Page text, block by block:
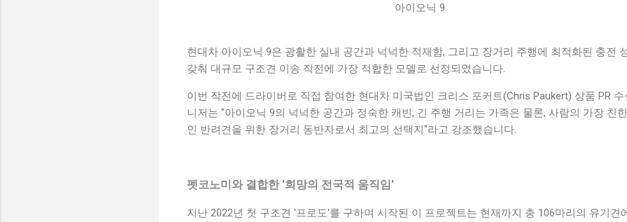
아이오닉 9
현대차 아이오닉 9은 광활한 실내 공간과 넉넉한 적재함, 그리고 장거리 주행에 최적화된 충전
갖춰 대규모 구조견 이송 작전에 가장 적합한 모델로 선정되었습니다.
이번 작전에 드라이버로 직접 참여한 현대차 미국법인 크리스 포커트(Chris Paukert) 상품 PR 수
니저는 "아이오닉 9의 넉넉한 공간과 정숙한 캐빈, 긴 주행 거리는 가족은 물론, 사람의 가장 친
인 반려견을 위한 장거리 동반자로서 최고의 선택지"라고 강조했습니다.
펫코노미와 결합한 '희망의 전국적 움직임'
지난 2022년 첫 구조견 '프로도'를 구하며 시작된 이 프로젝트는 현재까지 총 106마리의 유기견